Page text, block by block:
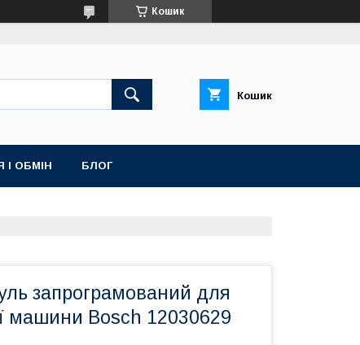
Кошик
Кошик
І ОБМІН БЛОГ
запрограмований для
машини Bosch 12030629